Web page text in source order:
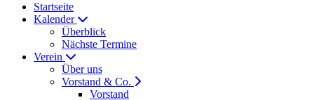
Startseite
Kalender
Überblick
Nächste Termine
Verein
Über uns
Vorstand & Co.
Vorstand